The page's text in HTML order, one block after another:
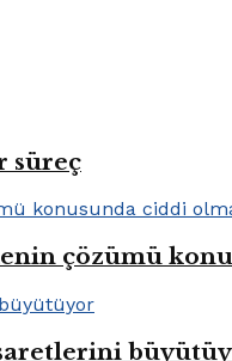
süreç
çözümü